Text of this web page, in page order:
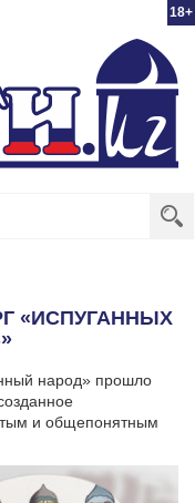
18+
«ИСПУГАННЫХ
народ» прошло
и общепонятным